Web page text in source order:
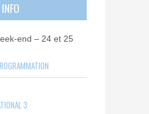
end – 24 et 25
3